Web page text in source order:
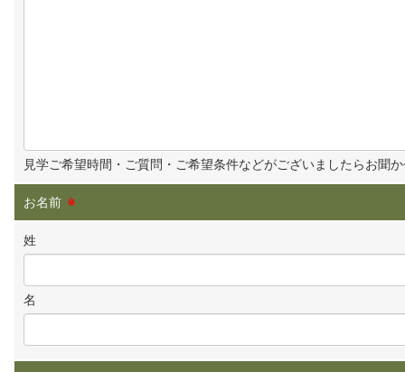
見学ご希望時間・ご質問・ご希望条件などがございましたらお聞
お名前 ※
姓
名